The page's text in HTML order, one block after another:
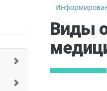
Виды